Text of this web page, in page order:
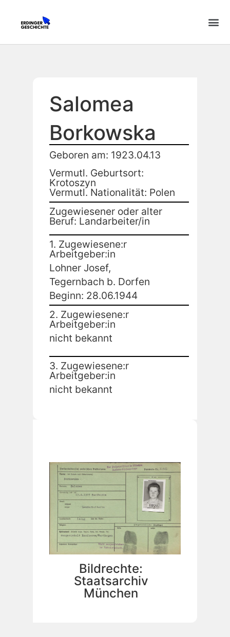
Salomea
Borkowska
Geboren am: 1923.04.13
Vermutl. Geburtsort:
Krotoszyn
Vermutl. Nationalität: Polen
Zugewiesener oder alter
Beruf: Landarbeiter/in
1. Zugewiesene:r
Arbeitgeber:in
Lohner Josef,
Tegernbach b. Dorfen
Beginn: 28.06.1944
2. Zugewiesene:r
Arbeitgeber:in
nicht bekannt
3. Zugewiesene:r
Arbeitgeber:in
nicht bekannt
Bildrechte:
Staatsarchiv
München